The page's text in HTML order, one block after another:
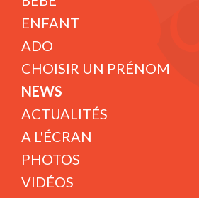
ENFANT
ADO
CHOISIR UN PRÉNOM
NEWS
ACTUALITÉS
A L'ÉCRAN
PHOTOS
VIDÉOS